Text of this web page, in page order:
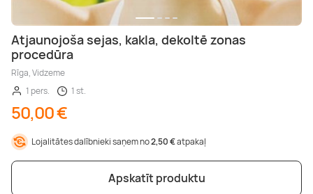
Atjaunojoša sejas, kakla, dekoltē zonas
procedūra
Rīga, Vidzeme
1 pers.
1 st.
50,00 €
Lojalitātes dalībnieki saņem no2,50 €atpakaļ
Apskatīt produktu